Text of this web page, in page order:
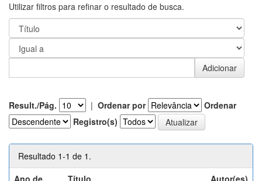
Utilizar filtros para refinar o resultado de busca.
Result./Pág. | Ordenar por
Ordenar
Registro(s)
Resultado 1-1 de 1.
Ano de
Título Autor(es)